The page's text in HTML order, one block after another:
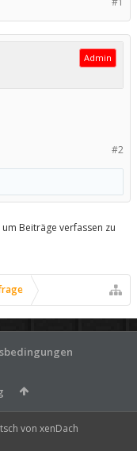
Admin
#2
Beiträge verfassen zu
von xenDach